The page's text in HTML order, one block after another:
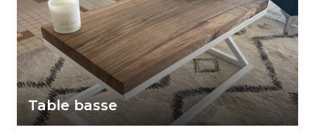
Table basse